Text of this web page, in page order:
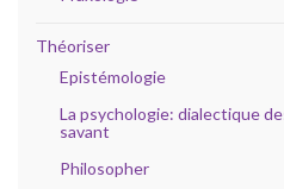
Théoriser
Epistémologie
La psychologie: dialectique
savant
Philosopher